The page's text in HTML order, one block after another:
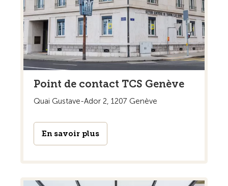
Point de contact TCS Genève
Quai Gustave-Ador 2, 1207 Genève
En savoir plus